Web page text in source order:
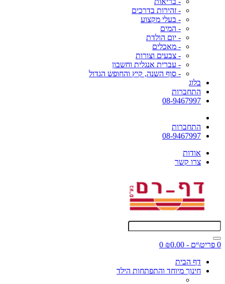
- זהירות בדרכים
- בעלי מקצוע
- המים
- יום הולדת
- מאכלים
- צבעים וצורות
- עברית אנגלית וחשבון
- סוף השנה, קיץ והחופש הגדול
בלוג
התחברות
08-9467997
התחברות
08-9467997
אודות
צרו קשר
0 פריט\ים - ₪0.00
0
דף הבית
חינוך מיוחד והתפתחות הילד